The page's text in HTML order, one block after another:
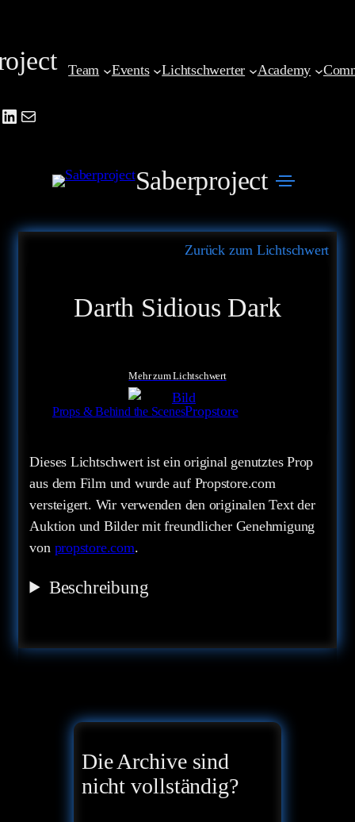
springen
Mail
Team Events Lichtschwerter Academy
Saberproject
Zurück zum Lichtschwert
Darth Sidious Dark
Mehr zum Lichtschwert
Props & Behind the ScenesPropstore
Dieses Lichtschwert ist ein original genutztes Prop
aus dem Film und wurde auf Propstore.com
versteigert. Wir verwenden den originalen Text der
Auktion und Bilder mit freundlicher Genehmigung
von propstore.com.
Beschreibung
Die Archive sind
nicht vollständig?